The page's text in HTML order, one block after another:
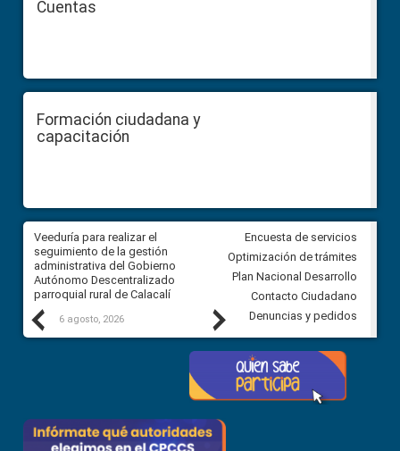
Cuentas
Formación ciudadana y
capacitación
Previous
Veeduría para realizar el
seguimiento de la gestión
administrativa del Gobierno
Autónomo Descentralizado
parroquial rural de Calacalí
6 agosto, 2026
Veeduría para vigilar los
derivados de la Audiencia
comunidad Urbina, parroquia
Carolina
5 agosto, 2026
Next
Encuesta de servicios
Optimización de trámites
Plan Nacional Desarrollo
Contacto Ciudadano
Denuncias y pedidos